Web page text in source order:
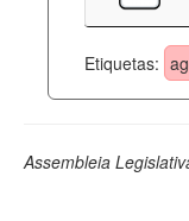
Legislação
Etiquetas:
Assembleia